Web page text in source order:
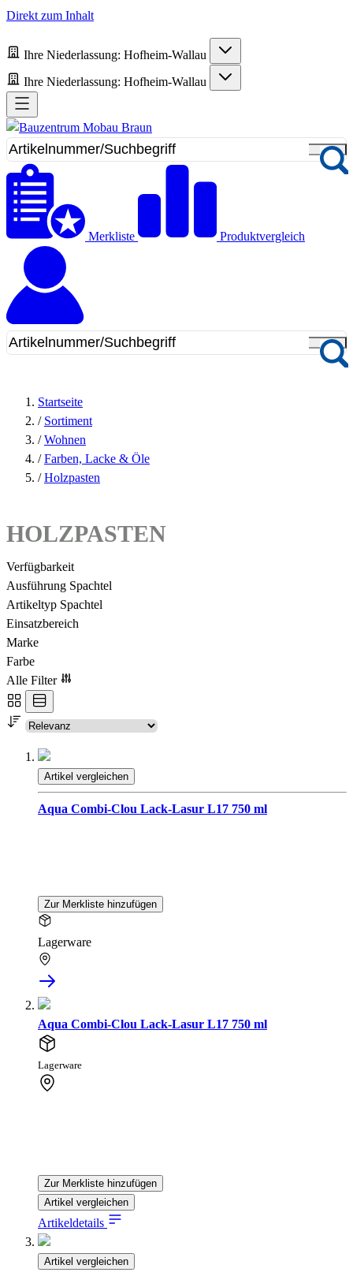
Direkt zum Inhalt
Ihre Niederlassung: Hofheim-Wallau
Ihre Niederlassung: Hofheim-Wallau
Merkliste Produktvergleich
Startseite
/ Sortiment
/ Wohnen
/ Farben, Lacke & Öle
/ Holzpasten
HOLZPASTEN
Verfügbarkeit
Ausführung Spachtel
Artikeltyp Spachtel
Einsatzbereich
Marke
Farbe
Alle Filter
Artikel vergleichen
Aqua Combi-Clou Lack-Lasur L17 750 ml
Zur Merkliste hinzufügen
Lagerware
Aqua Combi-Clou Lack-Lasur L17 750 ml
Lagerware
Zur Merkliste hinzufügen
Artikel vergleichen
Artikeldetails
Artikel vergleichen